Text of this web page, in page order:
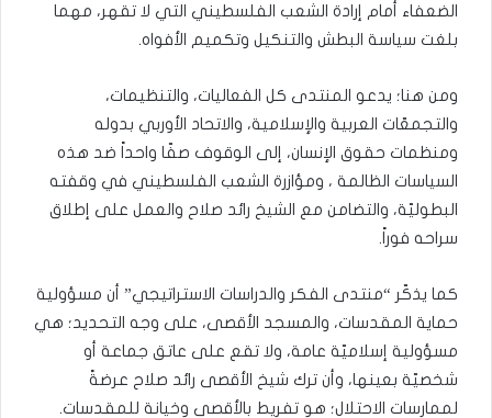
الضعفاء أمام إرادة الشعب الفلسطيني التي لا تقهر، مهما
بلغت سياسة البطش والتنكيل وتكميم الأفواه.
ومن هنا؛ يدعو المنتدى كل الفعاليات، والتنظيمات،
والتجمعّات العربية والإسلامية، والاتحاد الأوربي بدوله
ومنظمات حقوق الإنسان، إلى الوقوف صفّا واحداً ضد هذه
السياسات الظالمة ، ومؤازرة الشعب الفلسطيني في وقفته
البطوليّة، والتضامن مع الشيخ رائد صلاح والعمل على إطلاق
سراحه فوراً.
كما يذكّر “منتدى الفكر والدراسات الاستراتيجي” أن مسؤولية
حماية المقدسات، والمسجد الأقصى، على وجه التحديد؛ هي
مسؤولية إسلاميّة عامة، ولا تقع على عاتق جماعة أو
شخصيّة بعينها، وأن ترك شيخ الأقصى رائد صلاح عرضةً
لممارسات الاحتلال؛ هو تفريط بالأقصى وخيانة للمقدسات.